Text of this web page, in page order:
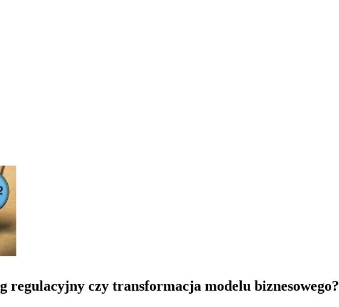
regulacyjny czy transformacja modelu biznesowego?